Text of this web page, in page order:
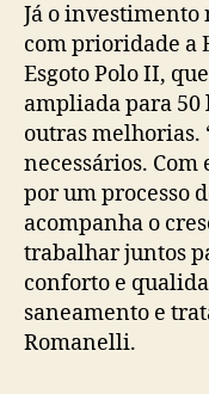
Já o investimento
com prioridade a
Esgoto Polo II,
ampliada para
outras
necessários. Com
por um processo
acompanha o
trabalhar juntos
conforto e
saneamento e
Romanelli.